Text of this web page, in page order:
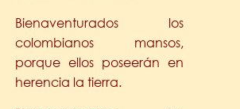
Bienaventurados los
colombianos mansos,
porque ellos poseerán en
herencia la tierra.